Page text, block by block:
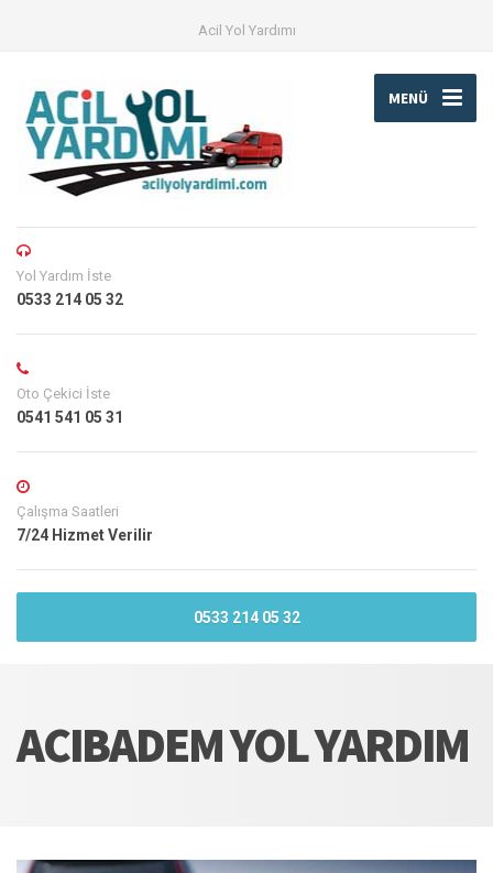
Acil Yol Yardımı
MENÜ
Yol Yardım İste
0533 214 05 32
Oto Çekici İste
0541 541 05 31
Çalışma Saatleri
7/24 Hizmet Verilir
0533 214 05 32
ACIBADEM YOL YARDIM